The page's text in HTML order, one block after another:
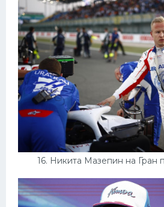
16. Никита Мазепин на Гран